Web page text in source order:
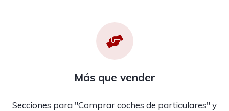
Más que vender
Secciones para "Comprar coches de particulares" y